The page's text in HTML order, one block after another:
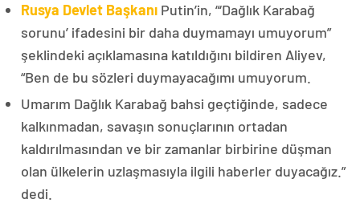
Rusya Devlet Başkanı Putin’in, “‘Dağlık Karabağ
sorunu’ ifadesini bir daha duymamayı umuyorum”
şeklindeki açıklamasına katıldığını bildiren Aliyev,
“Ben de bu sözleri duymayacağımı umuyorum.
Umarım Dağlık Karabağ bahsi geçtiğinde, sadece
kalkınmadan, savaşın sonuçlarının ortadan
kaldırılmasından ve bir zamanlar birbirine düşman
olan ülkelerin uzlaşmasıyla ilgili haberler duyacağız.”
dedi.